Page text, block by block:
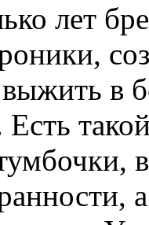
лет
в
Есть